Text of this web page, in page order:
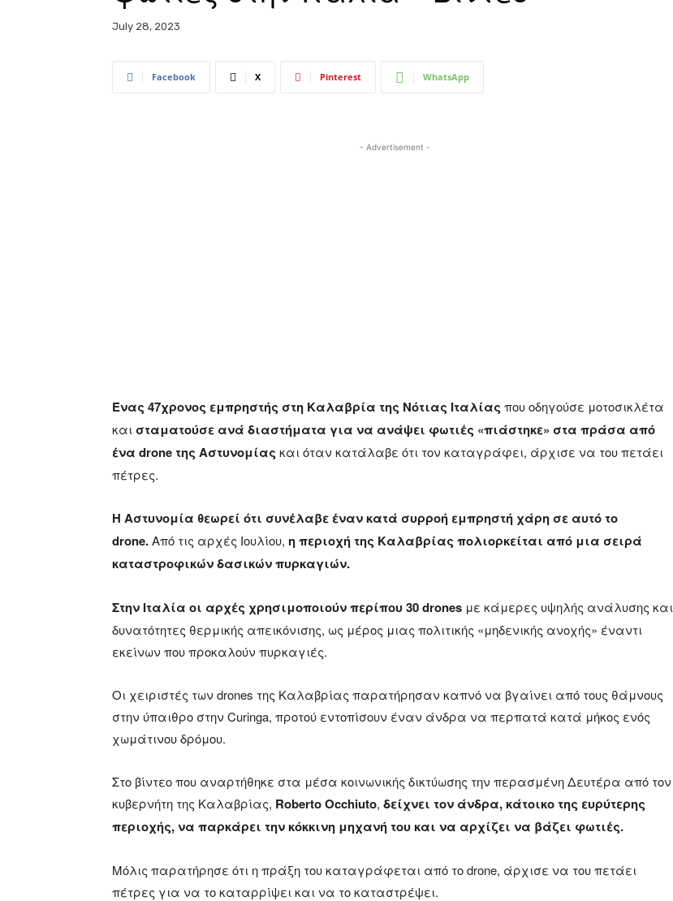
July 28, 2023
Facebook X Pinterest WhatsApp
- Advertisement -
Ένας 47χρονος εμπρηστής στη Καλαβρία της Νότιας Ιταλίας που οδηγούσε μοτοσικλέτα
και σταματούσε ανά διαστήματα για να ανάψει φωτιές «πιάστηκε» στα πράσα από
ένα drone της Αστυνομίας και όταν κατάλαβε ότι τον καταγράφει, άρχισε να του πετάει
πέτρες.
Η Αστυνομία θεωρεί ότι συνέλαβε έναν κατά συρροή εμπρηστή χάρη σε αυτό το
drone.Από τις αρχές Ιουλίου, η περιοχή της Καλαβρίας πολιορκείται από μια σειρά
καταστροφικών δασικών πυρκαγιών.
Στην Ιταλία οι αρχές χρησιμοποιούν περίπου 30 drones με κάμερες υψηλής ανάλυσης και
δυνατότητες θερμικής απεικόνισης, ως μέρος μιας πολιτικής «μηδενικής ανοχής» έναντι
εκείνων που προκαλούν πυρκαγιές.
Οι χειριστές των drones της Καλαβρίας παρατήρησαν καπνό να βγαίνει από τους θάμνους
στην ύπαιθρο στην Curinga, προτού εντοπίσουν έναν άνδρα να περπατά κατά μήκος ενός
χωμάτινου δρόμου.
Στο βίντεο που αναρτήθηκε στα μέσα κοινωνικής δικτύωσης την περασμένη Δευτέρα από τον
κυβερνήτη της Καλαβρίας, Roberto Occhiuto, δείχνει τον άνδρα, κάτοικο της ευρύτερης
περιοχής, να παρκάρει την κόκκινη μηχανή του και να αρχίζει να βάζει φωτιές.
Μόλις παρατήρησε ότι η πράξη του καταγράφεται από το drone, άρχισε να του πετάει
πέτρες για να το καταρρίψει και να το καταστρέψει.